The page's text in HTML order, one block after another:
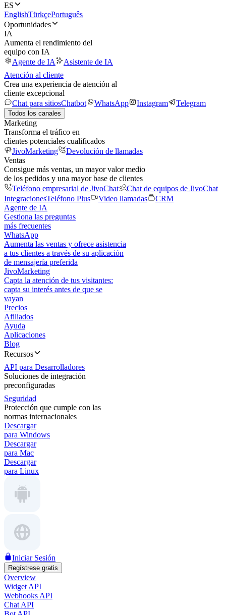
ES
EnglishTürkçePortuguês
Oportunidades
IA
Aumenta el rendimiento del
equipo con IA
Agente de IA
Asistente de IA
Atención al cliente
Crea una experiencia de atención al
cliente excepcional
Chat para sitiosChatbot WhatsApp Instagram Telegram
Todos los canales
Marketing
Transforma el tráfico en
clientes potenciales cualificados
JivoMarketing
Devolución de llamadas
Ventas
Consigue más ventas, un mayor valor medio
de los pedidos y una mayor base de clientes
Teléfono empresarial de JivoChat
Chat de equipos de JivoChat
IntegracionesTeléfono Plus Video llamadas
CRM
Agente de IA
Gestiona las preguntas
más frecuentes
WhatsApp
Aumenta las ventas y ofrece asistencia
a tus clientes a través de su aplicación
de mensajería preferida
JivoMarketing
Capta la atención de tus visitantes:
capta su interés antes de que se
vayan
Precios
Afiliados
Ayuda
Aplicaciones
Blog
Recursos
API para Desarrolladores
Soluciones de integración
preconfiguradas
Seguridad
Protección que cumple con las
normas internacionales
Descargar
para Windows
Descargar
para Mac
Descargar
para Linux
Iniciar Sesión
Regístrese gratis
Overview
Widget API
Webhooks API
Chat API